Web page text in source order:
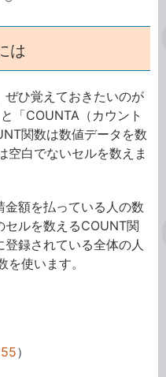
は
ぜひ覚えておきたいのが
「COUNTA（カウント
関数は数値データを数
空白でないセルを数えま
額を払っている人の数
セルを数えるCOUNT関
録されている全体の人
使います。
）